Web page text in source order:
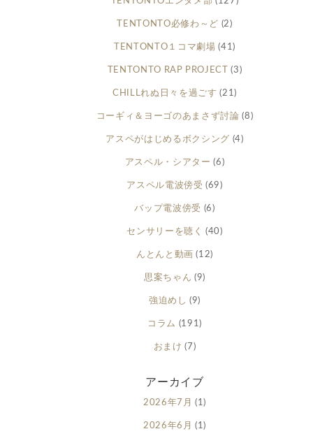
TENTONTO必修わ～ど (2)
TENTONTO１コマ劇場 (41)
TENTONTO RAP PROJECT (3)
CHILLれぬ日々を過ごす (21)
コーギィ＆ヨーゴのあまさず討論 (8)
アスペがはじめるボクシング (4)
アスペル・シアター (6)
アスペル電波傍受 (69)
バップ電波傍受 (6)
センサリーを聴く (40)
んとんと動画 (12)
思案ちゃん (9)
強迫めし (9)
コラム (191)
おまけ (7)
アーカイブ
2026年7月 (1)
2026年6月 (1)